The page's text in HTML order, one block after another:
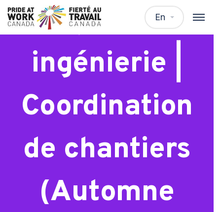
En
Stagiaire en
ingénierie |
Coordination
de chantiers
(Automne